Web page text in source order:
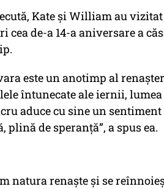
Kate și William au
cea de-a 14-a aniversare a
este un anotimp al
întunecate ale iernii,
aduce cu sine un
plină de speranță”, a spus ea.
natura renaște și se